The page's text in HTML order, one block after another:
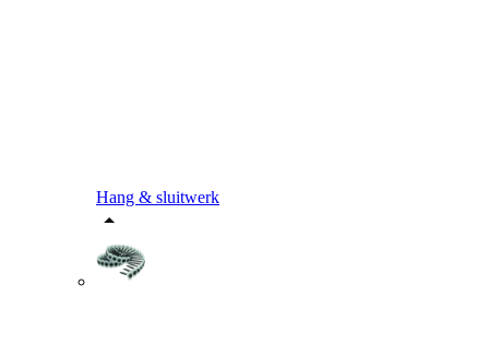
Hang & sluitwerk